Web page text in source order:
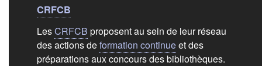
Liens de bas de
CRFCB
LesCRFCB proposent au sein de leur réseau
des actions deformation continueet des
préparations aux concours des bibliothèques.